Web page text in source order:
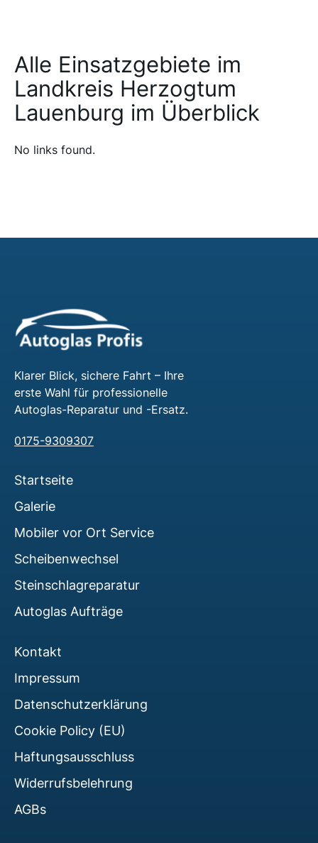
Alle Einsatzgebiete im
Landkreis Herzogtum
Lauenburg im Überblick
No links found.
Klarer Blick, sichere Fahrt – Ihre
erste Wahl für professionelle
Autoglas-Reparatur und -Ersatz.
0175-9309307
Startseite
Galerie
Mobiler vor Ort Service
Scheibenwechsel
Steinschlagreparatur
Autoglas Aufträge
Kontakt
Impressum
Datenschutzerklärung
Cookie Policy (EU)
Haftungsausschluss
Widerrufsbelehrung
AGBs